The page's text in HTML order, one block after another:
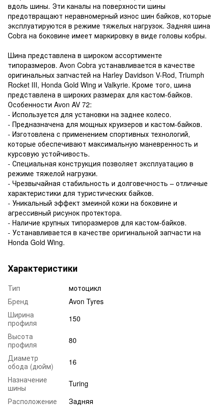
вдоль шины. Эти каналы на поверхности шины
предотвращают неравномерный износ шин байков, которые
эксплуатируются в режиме тяжелых нагрузок. Задняя шина
Cobra на боковине имеет маркировку в виде головы кобры.
Шина представлена в широком ассортименте
типоразмеров. Avon Cobra устанавливается в качестве
оригинальных запчастей на Harley Davidson V-Rod, Triumph
Rocket III, Honda Gold Wing и Valkyrie. Кроме того, шина
представлена в широких размерах для кастом-байков.
Особенности Avon AV 72:
- Используется для установки на заднее колесо.
- Предназначена для мощных круизеров и кастом-байков.
- Изготовлена с применением спортивных технологий,
которые обеспечивают максимальную маневренность и
курсовую устойчивость.
- Специальная конструкция позволяет эксплуатацию в
режиме тяжелой нагрузки.
- Чрезвычайная стабильность и долговечность – отличные
характеристики для туристических байков.
- Уникальный эффект змеиной кожи на боковине и
агрессивный рисунок протектора.
- Наличие крупных типоразмеров для кастом-байков.
- Устанавливается в качестве оригинальной запчасти на
Honda Gold Wing.
Характеристики
Тип
мотоцикл
Бренд
Avon Tyres
Ширина
профиля
150
Высота
профиля
80
Диаметр
обода (дюйм)
16
Назначение
шины
Turing
Расположение
Задняя